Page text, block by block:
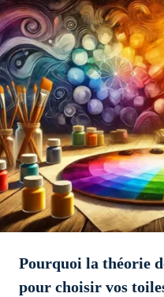
Pourquoi la théorie
pour choisir vos